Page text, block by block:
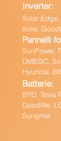
Inverter:
Solar
Solis,
Pannelli
SunPower,
DMEGC,
Hyundai,
Batterie:
BYD, Tesla
GoodWe,
Sungrow